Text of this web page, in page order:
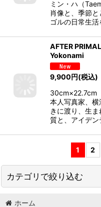
ミン・ハ（
肖像と、季節
ゴルの日常生
AFTER
Yokonami
9,900円(税込)
30cm×22.7cm
本人写真家、
きに渡り、生
質と、アイデ
1 2
カテゴリで絞り込む
Art / Illustlation / Design
ホーム